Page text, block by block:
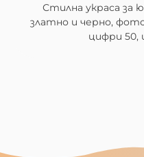
Стилна украса за
златно и черно,
цифри 50,